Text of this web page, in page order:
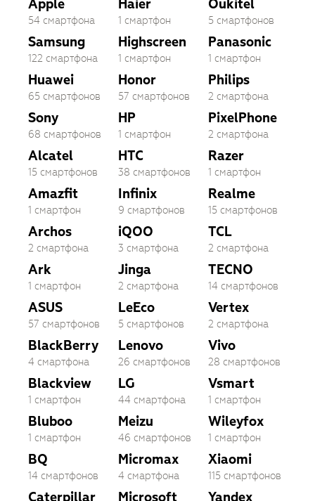
Apple
54 смартфона
Samsung
122 смартфона
Huawei
65 смартфонов
Sony
68 смартфонов
Alcatel
15 смартфонов
Amazfit
1 смартфон
Archos
2 смартфона
Ark
1 смартфон
ASUS
57 смартфонов
BlackBerry
4 смартфона
Blackview
1 смартфон
Bluboo
1 смартфон
BQ
14 смартфонов
Caterpillar
Haier
1 смартфон
Highscreen
1 смартфон
Honor
57 смартфонов
HP
1 смартфон
HTC
38 смартфонов
Infinix
9 смартфонов
iQOO
3 смартфона
Jinga
2 смартфона
LeEco
5 смартфонов
Lenovo
26 смартфонов
LG
44 смартфона
Meizu
46 смартфонов
Micromax
4 смартфона
Microsoft
Oukitel
5 смартфонов
Panasonic
1 смартфон
Philips
2 смартфона
PixelPhone
2 смартфона
Razer
1 смартфон
Realme
15 смартфонов
TCL
2 смартфона
TECNO
14 смартфонов
Vertex
2 смартфона
Vivo
28 смартфонов
Vsmart
1 смартфон
Wileyfox
1 смартфон
Xiaomi
115 смартфонов
Yandex